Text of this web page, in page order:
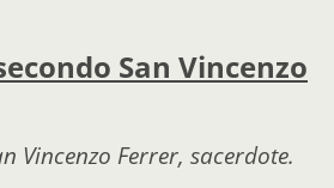
San Vincenzo
Vincenzo Ferrer, sacerdote.